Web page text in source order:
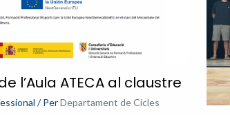
l’Aula ATECA al claustre
/ PerDepartament de Cicles